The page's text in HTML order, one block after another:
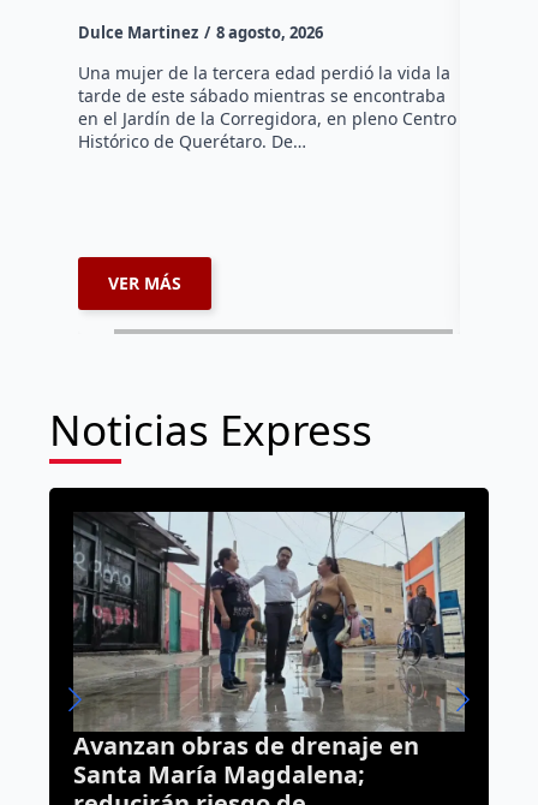
Dulce Martinez 8 agosto, 2026
Una mujer de la tercera edad perdió la vida la
tarde de este sábado mientras se encontraba
en el Jardín de la Corregidora, en pleno Centro
Histórico de Querétaro. De…
VER MÁS
Noticias Express
obras de drenaje en
Magdalena;
“La Mufasa”